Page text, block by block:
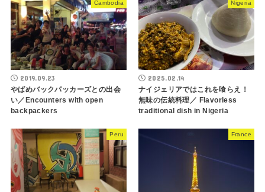
Cambodia
2019.09.23
やばめバックパッカーズとの出会
い／Encounters with open
backpackers
Nigeria
2025.02.14
ナイジェリアではこれを喰らえ！
無味の伝統料理／ Flavorless
traditional dish in Nigeria
Peru France